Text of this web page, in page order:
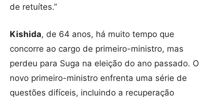
de retuítes.”
Kishida, de 64 anos, há muito tempo que
concorre ao cargo de primeiro-ministro, mas
perdeu para Suga na eleição do ano passado. O
novo primeiro-ministro enfrenta uma série de
questões difíceis, incluindo a recuperação